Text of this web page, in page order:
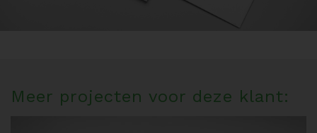
Meer projecten voor deze klant: